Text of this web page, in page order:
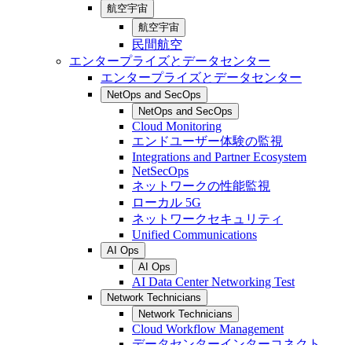
航空宇宙
航空宇宙
民間航空
エンタープライズとデータセンター
エンタープライズとデータセンター
NetOps and SecOps
NetOps and SecOps
Cloud Monitoring
エンドユーザー体験の監視
Integrations and Partner Ecosystem
NetSecOps
ネットワークの性能監視
ローカル 5G
ネットワークセキュリティ
Unified Communications
AI Ops
AI Ops
AI Data Center Networking Test
Network Technicians
Network Technicians
Cloud Workflow Management